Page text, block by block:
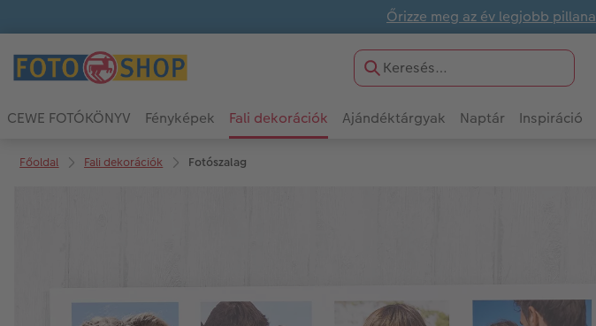
Őrizze meg az év legjobb
CEWE FOTÓKÖNYV Fényképek Fali dekorációk Ajándéktárgyak Naptár Inspiráció
Főoldal Fali dekorációk Fotószalag